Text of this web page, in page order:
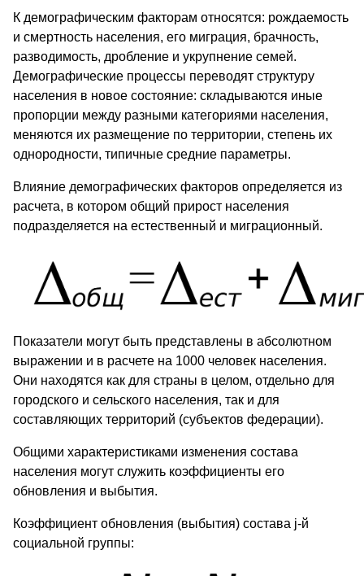
К демографическим факторам относятся: рождаемость
и смертность населения, его миграция, брачность,
разводимость, дробление и укрупнение семей.
Демографические процессы переводят структуру
населения в новое состояние: складываются иные
пропорции между разными категориями населения,
меняются их размещение по территории, степень их
однородности, типичные средние параметры.
Влияние демографических факторов определяется из
расчета, в котором общий прирост населения
подразделяется на естественный и миграционный.
Показатели могут быть представлены в абсолютном
выражении и в расчете на 1000 человек населения.
Они находятся как для страны в целом, отдельно для
городского и сельского населения, так и для
составляющих территорий (субъектов федерации).
Общими характеристиками изменения состава
населения могут служить коэффициенты его
обновления и выбытия.
Коэффициент обновления (выбытия) состава j-й
социальной группы: